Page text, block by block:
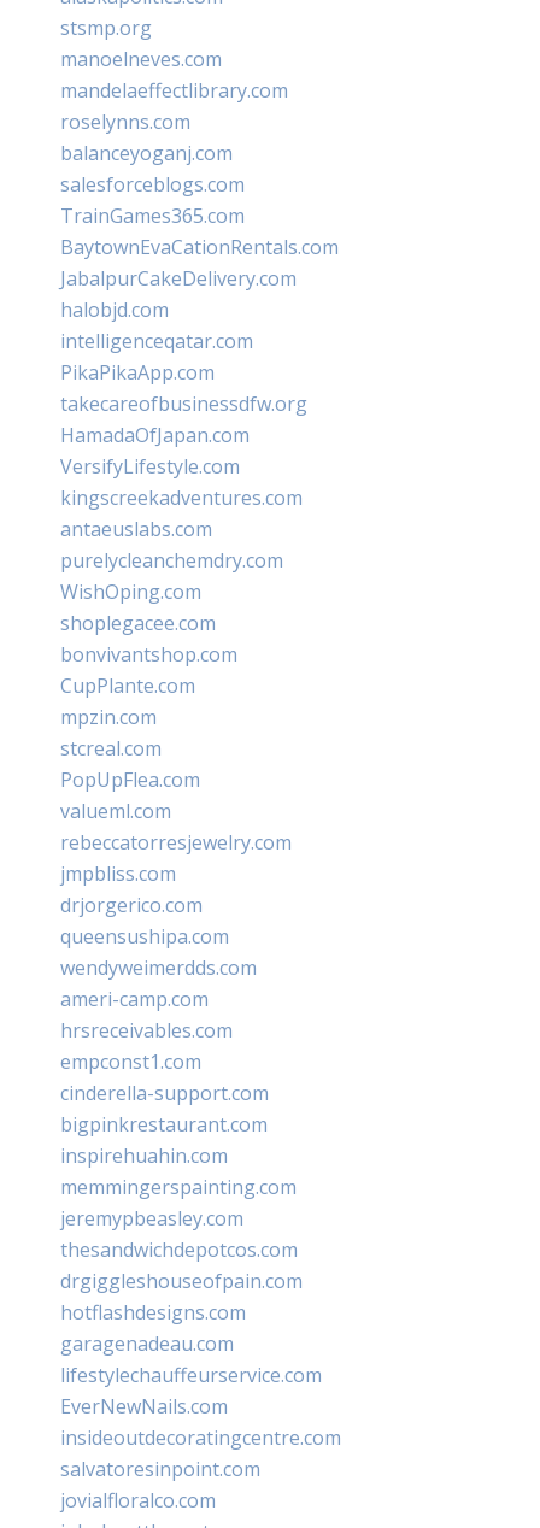
stsmp.org
manoelneves.com
mandelaeffectlibrary.com
roselynns.com
balanceyoganj.com
salesforceblogs.com
TrainGames365.com
BaytownEvaCationRentals.com
JabalpurCakeDelivery.com
halobjd.com
intelligenceqatar.com
PikaPikaApp.com
takecareofbusinessdfw.org
HamadaOfJapan.com
VersifyLifestyle.com
kingscreekadventures.com
antaeuslabs.com
purelycleanchemdry.com
WishOping.com
shoplegacee.com
bonvivantshop.com
CupPlante.com
mpzin.com
stcreal.com
PopUpFlea.com
valueml.com
rebeccatorresjewelry.com
jmpbliss.com
drjorgerico.com
queensushipa.com
wendyweimerdds.com
ameri-camp.com
hrsreceivables.com
empconst1.com
cinderella-support.com
bigpinkrestaurant.com
inspirehuahin.com
memmingerspainting.com
jeremypbeasley.com
thesandwichdepotcos.com
drgiggleshouseofpain.com
hotflashdesigns.com
garagenadeau.com
lifestylechauffeurservice.com
EverNewNails.com
insideoutdecoratingcentre.com
salvatoresinpoint.com
jovialfloralco.com